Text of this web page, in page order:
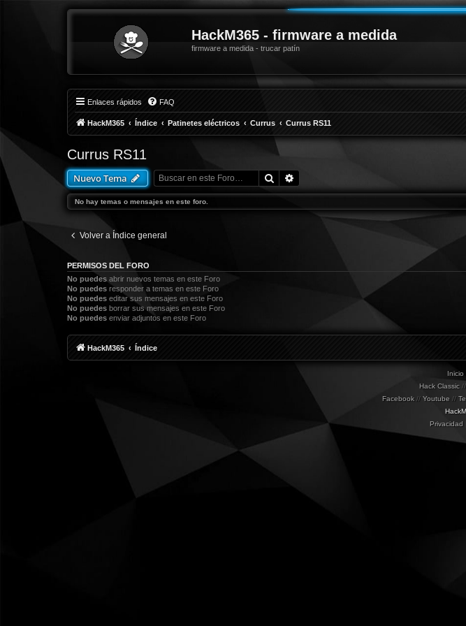
HackM365 - firmware a medida
firmware a medida - trucar patín
Enlaces rápidos FAQ
HackM365 Índice Patinetes eléctricos Currus Currus RS11
Currus RS11
Nuevo Tema Buscar
No hay temas o mensajes en este foro.
Volver a Índice general
PERMISOS DEL FORO
No puedes abrir nuevos temas en este Foro
No puedes responder a temas en este Foro
No puedes editar sus mensajes en este Foro
No puedes borrar sus mensajes en este Foro
No puedes enviar adjuntos en este Foro
HackM365 Índice
Inicio
Hack Classic//
Facebook // Youtube //
Privacidad